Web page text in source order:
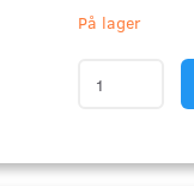
På lager